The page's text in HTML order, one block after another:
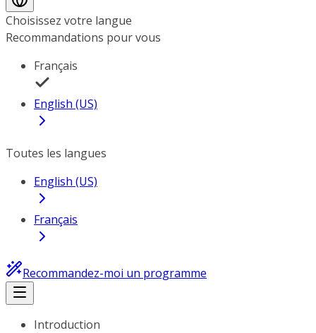
Choisissez votre langue
Recommandations pour vous
Français
English (US)
Toutes les langues
English (US)
Français
Recommandez-moi un programme
Introduction